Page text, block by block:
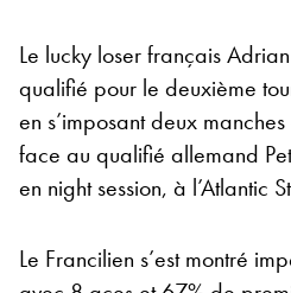
Le lucky loser français
qualifié pour le deuxième
en s’imposant deux
face au qualifié allemand
en night session, à l’Atlantic
Le Francilien s’est montré